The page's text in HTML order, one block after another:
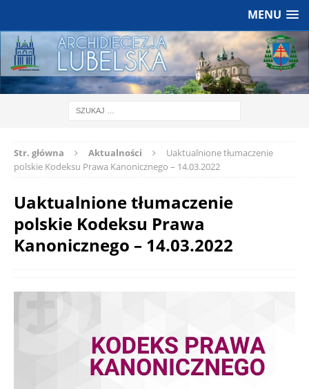
MENU
Str. główna Aktualności
Uaktualnione tłumaczenie
polskie Kodeksu Prawa Kanonicznego – 14.03.2022
Uaktualnione tłumaczenie
polskie Kodeksu Prawa
Kanonicznego – 14.03.2022